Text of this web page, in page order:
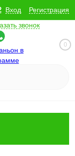
Вход
Регистрация
звонок
0